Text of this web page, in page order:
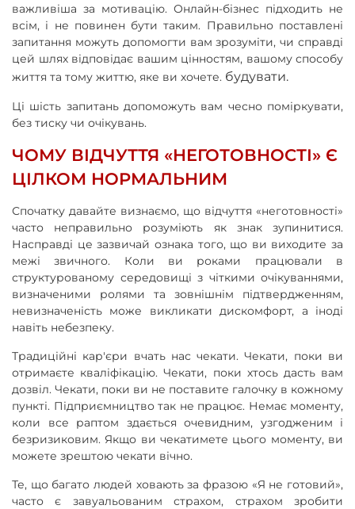
важливіша за мотивацію. Онлайн-бізнес підходить не
всім, і не повинен бути таким. Правильно поставлені
запитання можуть допомогти вам зрозуміти, чи справді
цей шлях відповідає вашим цінностям, вашому способу
життя та тому життю, яке ви хочете. будувати.
Ці шість запитань допоможуть вам чесно поміркувати,
без тиску чи очікувань.
ЧОМУ ВІДЧУТТЯ «НЕГОТОВНОСТІ» Є
ЦІЛКОМ НОРМАЛЬНИМ
Спочатку давайте визнаємо, що відчуття «неготовності»
часто неправильно розуміють як знак зупинитися.
Насправді це зазвичай ознака того, що ви виходите за
межі звичного. Коли ви роками працювали в
структурованому середовищі з чіткими очікуваннями,
визначеними ролями та зовнішнім підтвердженням,
невизначеність може викликати дискомфорт, а іноді
навіть небезпеку.
Традиційні кар'єри вчать нас чекати. Чекати, поки ви
отримаєте кваліфікацію. Чекати, поки хтось дасть вам
дозвіл. Чекати, поки ви не поставите галочку в кожному
пункті. Підприємництво так не працює. Немає моменту,
коли все раптом здається очевидним, узгодженим і
безризиковим. Якщо ви чекатимете цього моменту, ви
можете зрештою чекати вічно.
Те, що багато людей ховають за фразою «Я не готовий»,
часто є завуальованим страхом, страхом зробити